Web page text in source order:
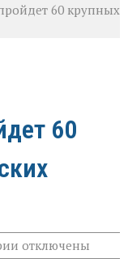
60 крупных
60
к
записи
отключены